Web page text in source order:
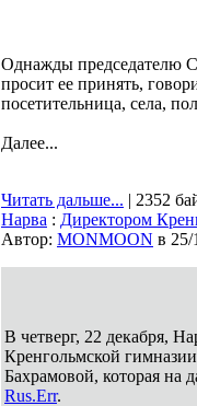
Однажды председателю
просит ее принять,
посетительница, села,
Далее...
Читать дальше... | 2352
Нарва : Директором
Автор: MONMOON в 25/
В четверг, 22 декабря,
Кренгольмской
Бахрамовой, которая на
Rus.Err.